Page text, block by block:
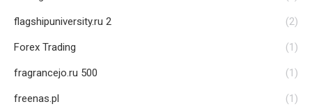
flagshipuniversity.ru 2 (2)
Forex Trading (1)
fragrancejo.ru 500 (1)
freenas.pl (1)